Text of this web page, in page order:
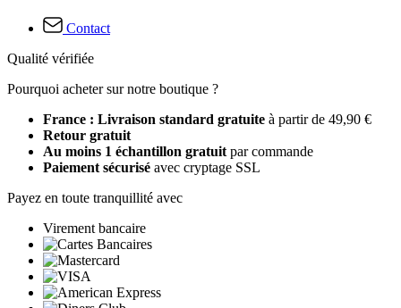
Contact
Qualité vérifiée
Pourquoi acheter sur notre boutique ?
France : Livraison standard gratuite à partir de 49,90 €
Retour gratuit
Au moins 1 échantillon gratuit par commande
Paiement sécurisé avec cryptage SSL
Payez en toute tranquillité avec
Virement bancaire